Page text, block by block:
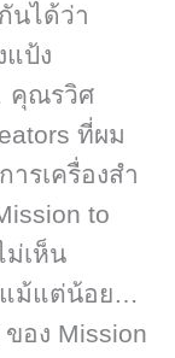
นได้ว่า
แป้ง
คุณรวิศ
ที่ผม
รเครื่องสำ
to
ม่เห็น
แม้แต่น้อย…
อง Mission